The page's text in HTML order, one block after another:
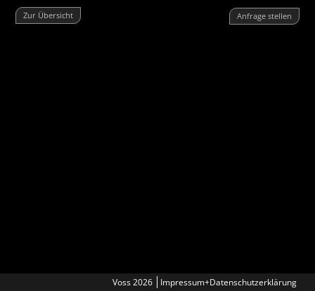
Zur Übersicht Anfrage stellen
Voss 2026 Impressum+Datenschutzerklärung